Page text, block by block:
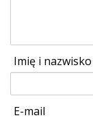
Imię i nazwisko
E-mail